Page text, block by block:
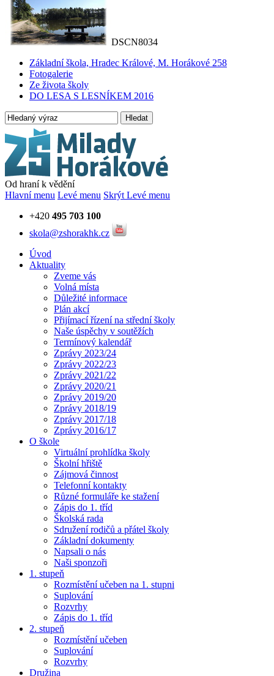
DSCN8034
Základní škola, Hradec Králové, M. Horákové 258
Fotogalerie
Ze života školy
DO LESA S LESNÍKEM 2016
Hledat
Od hraní k vědění
Hlavní menu Levé menu Skrýt Levé menu
+420 495 703 100
skola@zshorakhk.cz
Úvod
Aktuality
Zveme vás
Volná místa
Důležité informace
Plán akcí
Přijímací řízení na střední školy
Naše úspěchy v soutěžích
Termínový kalendář
Zprávy 2023/24
Zprávy 2022/23
Zprávy 2021/22
Zprávy 2020/21
Zprávy 2019/20
Zprávy 2018/19
Zprávy 2017/18
Zprávy 2016/17
O škole
Virtuální prohlídka školy
Školní hřiště
Zájmová činnost
Telefonní kontakty
Různé formuláře ke stažení
Zápis do 1. tříd
Školská rada
Sdružení rodičů a přátel školy
Základní dokumenty
Napsali o nás
Naši sponzoři
1. stupeň
Rozmístění učeben na 1. stupni
Suplování
Rozvrhy
Zápis do 1. tříd
2. stupeň
Rozmístění učeben
Suplování
Rozvrhy
Družina